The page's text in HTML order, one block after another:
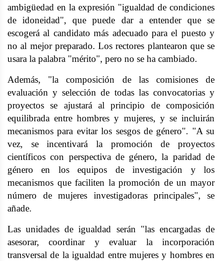
ambigüedad en la expresión "igualdad de condiciones
de idoneidad", que puede dar a entender que se
escogerá al candidato más adecuado para el puesto y
no al mejor preparado. Los rectores plantearon que se
usara la palabra "mérito", pero no se ha cambiado.
Además, "la composición de las comisiones de
evaluación y selección de todas las convocatorias y
proyectos se ajustará al principio de composición
equilibrada entre hombres y mujeres, y se incluirán
mecanismos para evitar los sesgos de género". "A su
vez, se incentivará la promoción de proyectos
científicos con perspectiva de género, la paridad de
género en los equipos de investigación y los
mecanismos que faciliten la promoción de un mayor
número de mujeres investigadoras principales", se
añade.
Las unidades de igualdad serán "las encargadas de
asesorar, coordinar y evaluar la incorporación
transversal de la igualdad entre mujeres y hombres en